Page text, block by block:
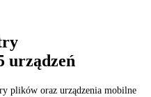
urządzeń
plików oraz urządzenia mobilne